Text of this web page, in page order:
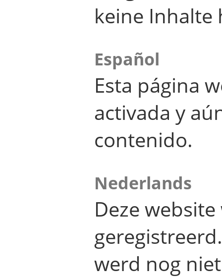
keine Inhalte
Español
Esta página
activada y
contenido.
Nederlands
Deze
werd nog